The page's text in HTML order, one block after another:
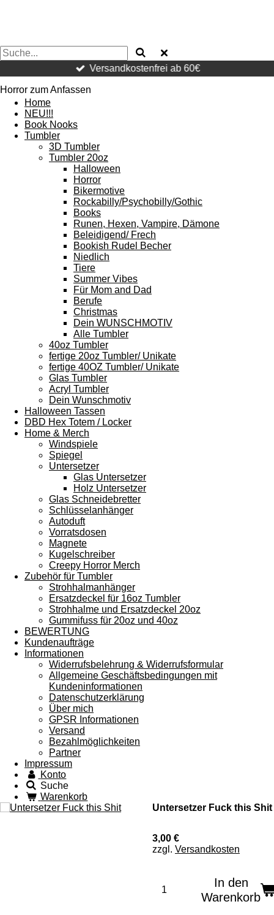
Versandkostenfrei ab 60€
Horror zum Anfassen
Home
NEU!!!
Book Nooks
Tumbler
3D Tumbler
Tumbler 20oz
Halloween
Horror
Bikermotive
Rockabilly/Psychobilly/Gothic
Books
Runen, Hexen, Vampire, Dämone
Beleidigend/ Frech
Bookish Rudel Becher
Niedlich
Tiere
Summer Vibes
Für Mom and Dad
Berufe
Christmas
Dein WUNSCHMOTIV
Alle Tumbler
40oz Tumbler
fertige 20oz Tumbler/ Unikate
fertige 40OZ Tumbler/ Unikate
Glas Tumbler
Acryl Tumbler
Dein Wunschmotiv
Halloween Tassen
DBD Hex Totem / Locker
Home & Merch
Windspiele
Spiegel
Untersetzer
Glas Untersetzer
Holz Untersetzer
Glas Schneidebretter
Schlüsselanhänger
Autoduft
Vorratsdosen
Magnete
Kugelschreiber
Creepy Horror Merch
Zubehör für Tumbler
Strohhalmanhänger
Ersatzdeckel für 16oz Tumbler
Strohhalme und Ersatzdeckel 20oz
Gummifuss für 20oz und 40oz
BEWERTUNG
Kundenaufträge
Informationen
Widerrufsbelehrung & Widerrufsformular
Allgemeine Geschäftsbedingungen mit
Kundeninformationen
Datenschutzerklärung
Über mich
GPSR Informationen
Versand
Bezahlmöglichkeiten
Partner
Impressum
Konto
Suche
Warenkorb
Untersetzer Fuck this Shit
3,00 €
zzgl. Versandkosten
In den
Warenkorb